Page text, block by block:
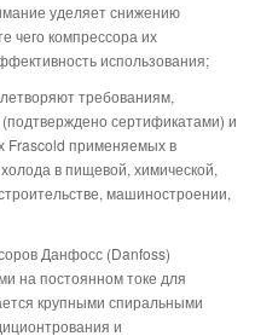
уделяет снижению
чего компрессора их
использования;
требованиям,
сертификатами) и
Frascold применяемых в
в пищевой, химической,
машиностроении,
Данфосс (Danfoss)
на постоянном токе для
крупными спиральными
и